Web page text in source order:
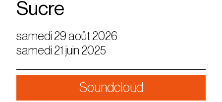
Sucre
samedi 29 août 2026
samedi 21 juin 2025
Soundcloud